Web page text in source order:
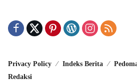
Privacy Policy Indeks Berita
Redaksi